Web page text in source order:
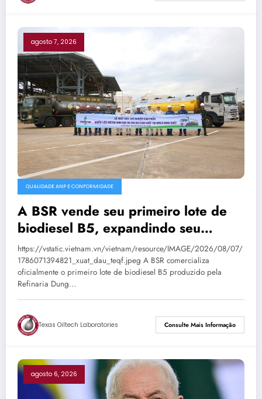
agosto 7, 2026
QUALIDADE ANP E CONFORMIDADE
A BSR vende seu primeiro lote de
biodiesel B5, expandindo seu
mercado de combustíveis ecológicos.
https://vstatic.vietnam.vn/vietnam/resource/IMAGE/2026/08/07/
1786071394821_xuat_dau_teqf.jpeg A BSR comercializa
oficialmente o primeiro lote de biodiesel B5 produzido pela
Refinaria Dung…
Texas Oiltech Laboratories Consulte Mais Informação
agosto 6, 2026